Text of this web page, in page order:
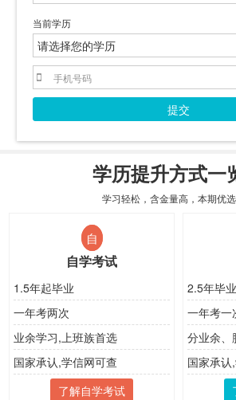
刘*良
158****5566 高中
黄*文
130****5543 高中
郑*蕊
132****3355 初中
成*方
131****3258
李*明
高中
当前学历
提交
学历提升方式一
学习轻松，含金量高，本期优
自
自学考试
1.5年起毕业
一年考两次
业余学习,上班族首选
国家承认,学信网可查
了解自学考试
2.5年毕业
一年考一
分业余、
国家承认